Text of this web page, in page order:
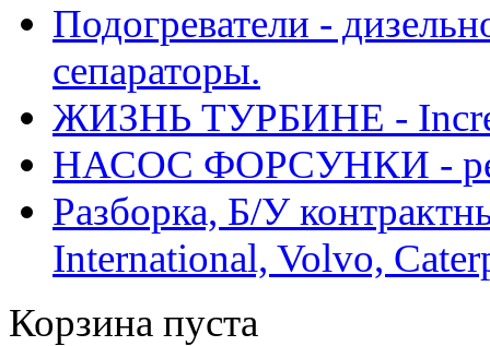
Подогреватели -
сепараторы.
ЖИЗНЬ ТУРБИНЕ -
НАСОС ФОРСУНКИ -
Разборка, Б/У
International, Volvo,
Корзина пуста